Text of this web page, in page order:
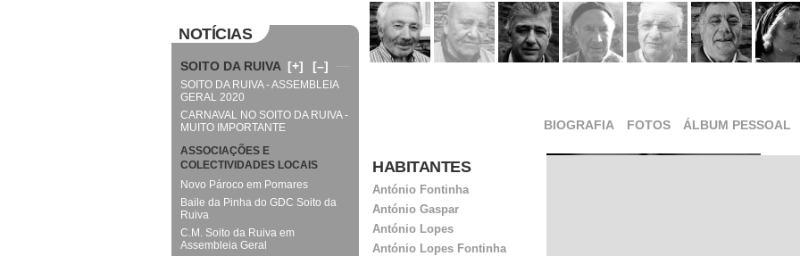
BIOGRAFIA FOTOS ÁLBUM PESSOAL
HABITANTES
António Fontinha
António Gaspar
António Lopes
António Lopes Fontinha
NOTÍCIAS
SOITO DA RUIVA [+] [–]
SOITO DA RUIVA - ASSEMBLEIA
GERAL 2020
CARNAVAL NO SOITO DA RUIVA -
MUITO IMPORTANTE
ASSOCIAÇÕES E
COLECTIVIDADES LOCAIS
Novo Pároco em Pomares
Baile da Pinha do GDC Soito da
Ruiva
C.M. Soito da Ruiva em
Assembleia Geral